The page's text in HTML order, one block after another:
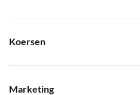
Koersen
Marketing